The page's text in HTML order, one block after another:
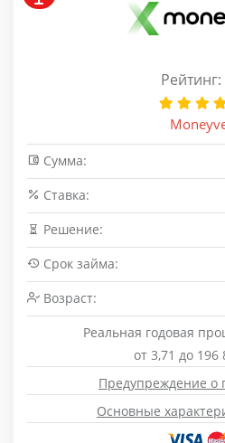
Рейтинг:
Сумма:
Cтавка:
Решение:
Срок займа:
Возраст:
Реальная годовая
от 3,71 до 196
Предупреждение о
Основные